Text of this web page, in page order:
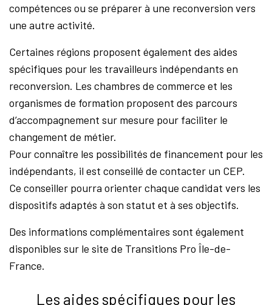
compétences ou se préparer à une reconversion vers
une autre activité.
Certaines régions proposent également des aides
spécifiques pour les travailleurs indépendants en
reconversion. Les chambres de commerce et les
organismes de formation proposent des parcours
d’accompagnement sur mesure pour faciliter le
changement de métier.
Pour connaître les possibilités de financement pour les
indépendants, il est conseillé de contacter un CEP.
Ce conseiller pourra orienter chaque candidat vers les
dispositifs adaptés à son statut et à ses objectifs.
Des informations complémentaires sont également
disponibles sur le site de Transitions Pro Île-de-
France.
Les aides spécifiques pour les